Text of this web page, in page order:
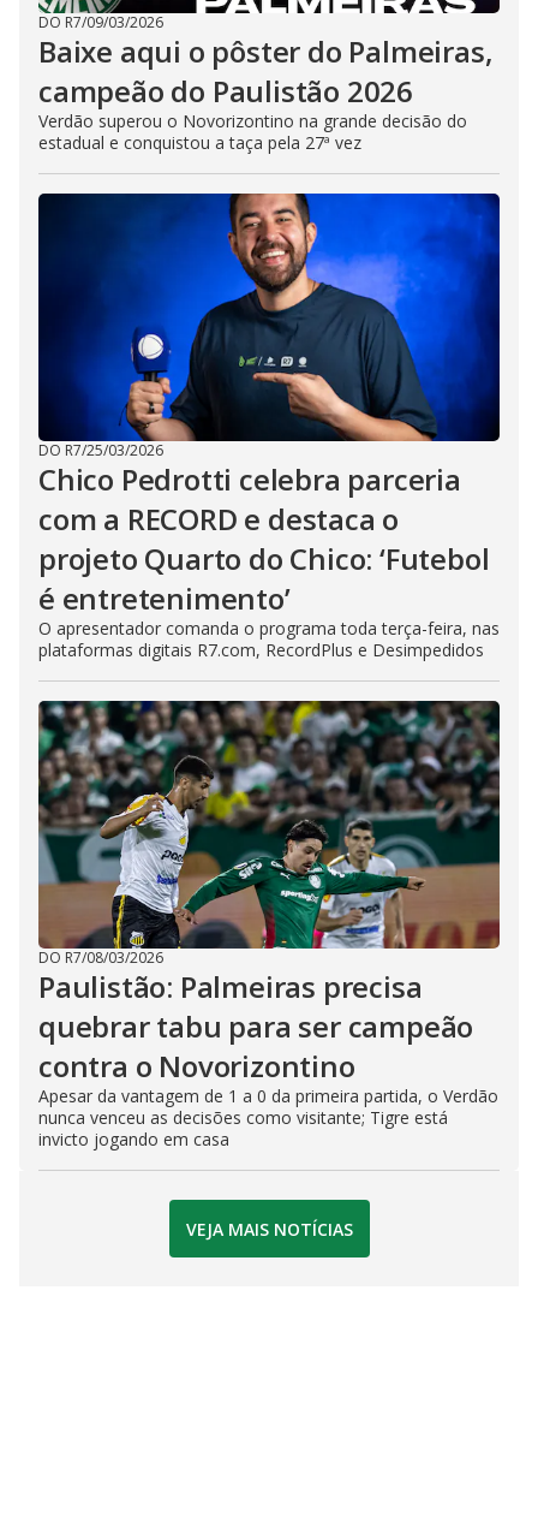
DO R7/09/03/2026
Baixe aqui o pôster do Palmeiras,
campeão do Paulistão 2026
Verdão superou o Novorizontino na grande decisão do
estadual e conquistou a taça pela 27ª vez
DO R7/25/03/2026
Chico Pedrotti celebra parceria
com a RECORD e destaca o
projeto Quarto do Chico: ‘Futebol
é entretenimento’
O apresentador comanda o programa toda terça-feira, nas
plataformas digitais R7.com, RecordPlus e Desimpedidos
DO R7/08/03/2026
Paulistão: Palmeiras precisa
quebrar tabu para ser campeão
contra o Novorizontino
Apesar da vantagem de 1 a 0 da primeira partida, o Verdão
nunca venceu as decisões como visitante; Tigre está
invicto jogando em casa
VEJA MAIS NOTÍCIAS